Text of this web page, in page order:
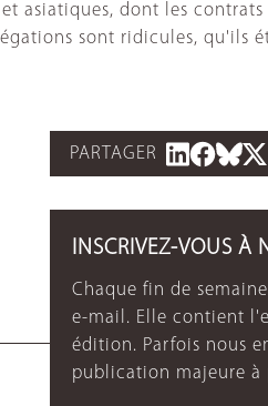
asiatiques, dont les
sont ridicules, qu'ils
PARTAGER
INSCRIVEZ-VOUS À
Chaque fin de
e-mail. Elle contient
édition. Parfois nous
publication majeure à